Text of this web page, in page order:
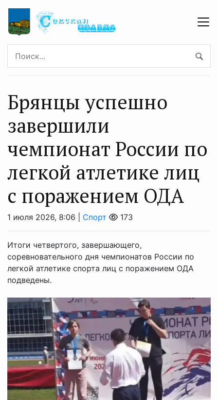
Брянцы успешно
завершили
чемпионат России по
легкой атлетике лиц
с поражением ОДА
1 июля 2026, 8:06 | Спорт 173
Итоги четвертого, завершающего,
соревновательного дня чемпионатов России по
легкой атлетике спорта лиц с поражением ОДА
подведены.